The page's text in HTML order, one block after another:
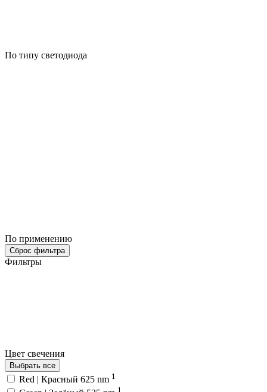
По типу светодиода
По применению
Сброс фильтра
Фильтры
Цвет свечения
Выбрать все
Red | Красный 625 nm 1
1